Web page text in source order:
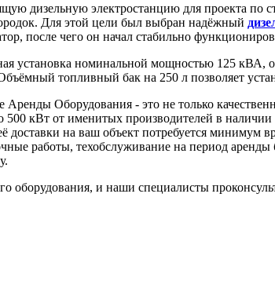
дизельную электростанцию для проекта по
Для этой цели был выбран надёжный
после чего он начал стабильно
установка номинальной мощностью 125
топливный бак на 250 л позволяет
Аренды Оборудования - это не только
кВт от именитых производителей в наличии
доставки на ваш объект потребуется минимум
работы, техобслуживание на период
оборудования, и наши специалисты